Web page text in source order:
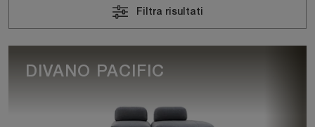
Filtra risultati
DIVANO PACIFIC